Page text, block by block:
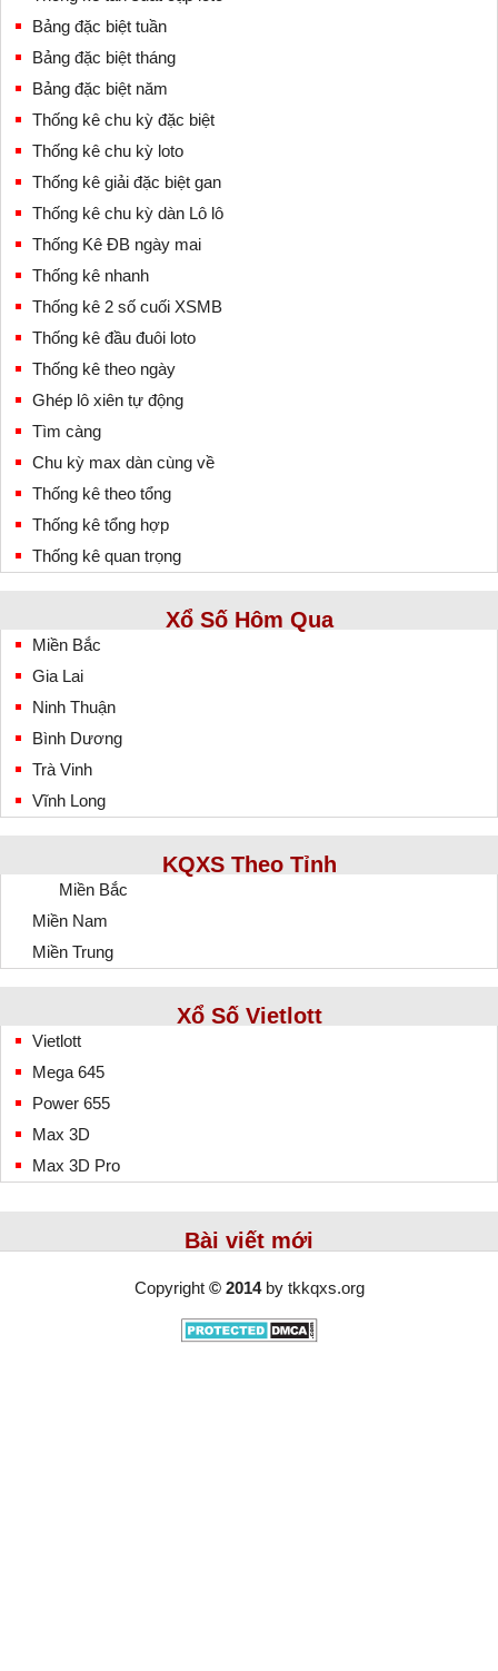
Bảng đặc biệt tuần
Bảng đặc biệt tháng
Bảng đặc biệt năm
Thống kê chu kỳ đặc biệt
Thống kê chu kỳ loto
Thống kê giải đặc biệt gan
Thống kê chu kỳ dàn Lô lô
Thống Kê ĐB ngày mai
Thống kê nhanh
Thống kê 2 số cuối XSMB
Thống kê đầu đuôi loto
Thống kê theo ngày
Ghép lô xiên tự động
Tìm càng
Chu kỳ max dàn cùng về
Thống kê theo tổng
Thống kê tổng hợp
Thống kê quan trọng
Xổ Số Hôm Qua
Miền Bắc
Gia Lai
Ninh Thuận
Bình Dương
Trà Vinh
Vĩnh Long
KQXS Theo Tỉnh
Miền Bắc
Miền Nam
Miền Trung
Xổ Số Vietlott
Vietlott
Mega 645
Power 655
Max 3D
Max 3D Pro
Bài viết mới
Copyright © 2014by tkkqxs.org